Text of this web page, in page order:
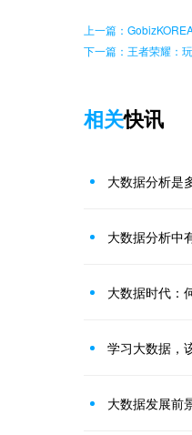
上一篇：
下一篇：王者荣耀：
相关快讯
大数据分析是
大数据分析中
大数据时代：
学习大数据，
大数据发展前